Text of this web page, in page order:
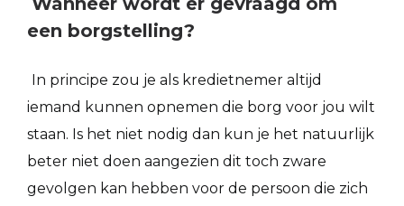
een borgstelling?
In principe zou je als kredietnemer altijd
iemand kunnen opnemen die borg voor jou wilt
staan. Is het niet nodig dan kun je het natuurlijk
beter niet doen aangezien dit toch zware
gevolgen kan hebben voor de persoon die zich